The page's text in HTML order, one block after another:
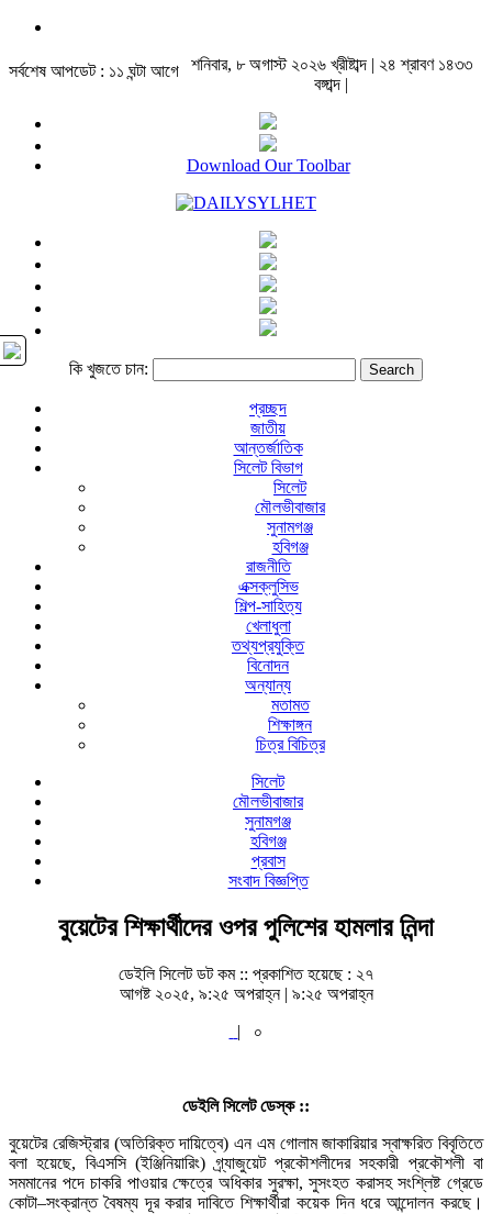
সর্বশেষ আপডেট : ১১ ঘন্টা আগে
শনিবার, ৮ অগাস্ট ২০২৬ খ্রীষ্টাব্দ | ২৪ শ্রাবণ ১৪৩৩
বঙ্গাব্দ |
Download Our Toolbar
কি খুজতে চান:
প্রচ্ছদ
জাতীয়
আন্তর্জাতিক
সিলেট বিভাগ
সিলেট
মৌলভীবাজার
সুনামগঞ্জ
হবিগঞ্জ
রাজনীতি
এক্সক্লুসিভ
শিল্প-সাহিত্য
খেলাধুলা
তথ্যপ্রযুক্তি
বিনোদন
অন্যান্য
মতামত
শিক্ষাঙ্গন
চিত্র বিচিত্র
সিলেট
মৌলভীবাজার
সুনামগঞ্জ
হবিগঞ্জ
প্রবাস
সংবাদ বিজ্ঞপ্তি
বুয়েটের শিক্ষার্থীদের ওপর পুলিশের হামলার নিন্দা
ডেইলি সিলেট ডট কম :: প্রকাশিত হয়েছে : ২৭
আগষ্ট ২০২৫, ৯:২৫ অপরাহ্ন | ৯:২৫ অপরাহ্ন
|
০
ডেইলি সিলেট ডেস্ক ::
বুয়েটের রেজিস্ট্রার (অতিরিক্ত দায়িত্বে) এন এম গোলাম জাকারিয়ার স্বাক্ষরিত বিবৃতিতে
বলা হয়েছে, বিএসসি (ইঞ্জিনিয়ারিং) গ্র্যাজুয়েট প্রকৌশলীদের সহকারী প্রকৌশলী বা
সমমানের পদে চাকরি পাওয়ার ক্ষেত্রে অধিকার সুরক্ষা, সুসংহত করাসহ সংশ্লিষ্ট গ্রেডে
কোটা–সংক্রান্ত বৈষম্য দূর করার দাবিতে শিক্ষার্থীরা কয়েক দিন ধরে আন্দোলন করছে।